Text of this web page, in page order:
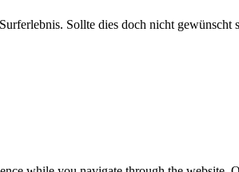
Sollte dies doch nicht gewünscht